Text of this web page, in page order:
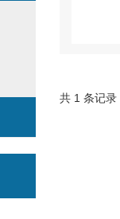
共 1 条记